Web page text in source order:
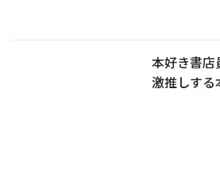
本好き書店
激推しする